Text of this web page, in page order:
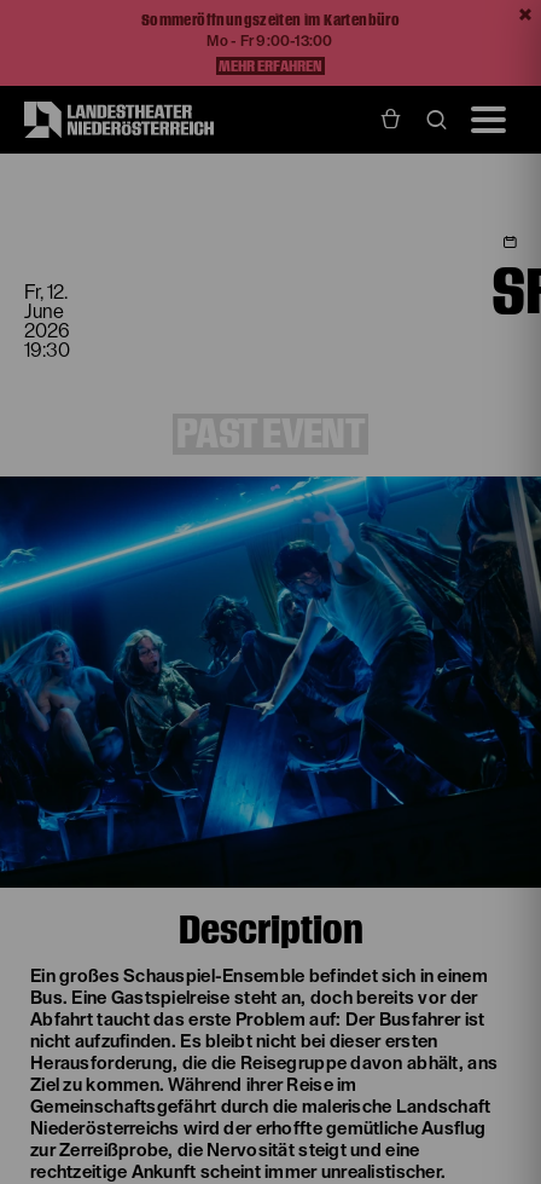
Sommeröffnungszeiten im Kartenbüro
Mo - Fr 9:00-13:00
MEHR ERFAHREN
Fr, 12.
June
2026
19:30
Description
Ein großes Schauspiel-Ensemble befindet sich in einem
Bus. Eine Gastspielreise steht an, doch bereits vor der
Abfahrt taucht das erste Problem auf: Der Busfahrer ist
nicht aufzufinden. Es bleibt nicht bei dieser ersten
Herausforderung, die die Reisegruppe davon abhält, ans
Ziel zu kommen. Während ihrer Reise im
Gemeinschaftsgefährt durch die malerische Landschaft
Niederösterreichs wird der erhoffte gemütliche Ausflug
zur Zerreißprobe, die Nervosität steigt und eine
rechtzeitige Ankunft scheint immer unrealistischer.